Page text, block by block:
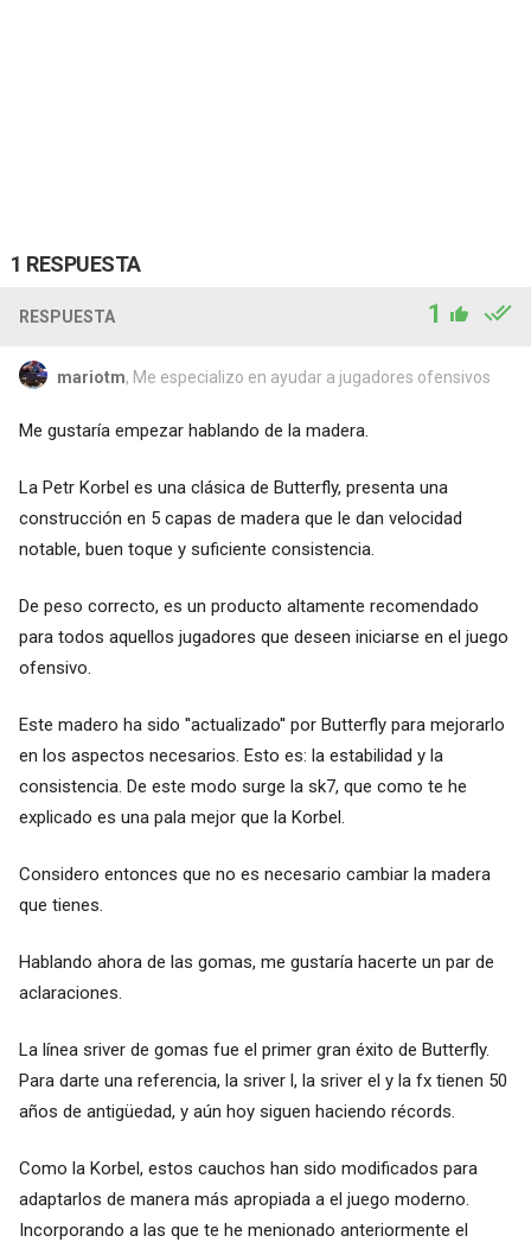
1 RESPUESTA
RESPUESTA 1
mariotm, Me especializo en ayudar a jugadores ofensivos
Me gustaría empezar hablando de la madera.
La Petr Korbel es una clásica de Butterfly, presenta una
construcción en 5 capas de madera que le dan velocidad
notable, buen toque y suficiente consistencia.
De peso correcto, es un producto altamente recomendado
para todos aquellos jugadores que deseen iniciarse en el juego
ofensivo.
Este madero ha sido ''actualizado'' por Butterfly para mejorarlo
en los aspectos necesarios. Esto es: la estabilidad y la
consistencia. De este modo surge la sk7, que como te he
explicado es una pala mejor que la Korbel.
Considero entonces que no es necesario cambiar la madera
que tienes.
Hablando ahora de las gomas, me gustaría hacerte un par de
aclaraciones.
La línea sriver de gomas fue el primer gran éxito de Butterfly.
Para darte una referencia, la sriver l, la sriver el y la fx tienen 50
años de antigüedad, y aún hoy siguen haciendo récords.
Como la Korbel, estos cauchos han sido modificados para
adaptarlos de manera más apropiada a el juego moderno.
Incorporando a las que te he menionado anteriormente el